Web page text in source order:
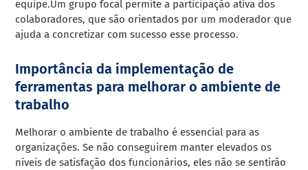
equipe.Um grupo focal permite a participação ativa dos
colaboradores, que são orientados por um moderador que
ajuda a concretizar com sucesso esse processo.
Importância da implementação de
ferramentas para melhorar o ambiente de
trabalho
Melhorar o ambiente de trabalho é essencial para as
organizações. Se não conseguirem manter elevados os
níveis de satisfação dos funcionários, eles não se sentirão